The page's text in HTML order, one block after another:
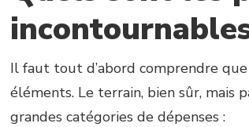
Il faut tout d’abord comprendre
éléments. Le terrain, bien sûr, mais
grandes catégories de dépenses :